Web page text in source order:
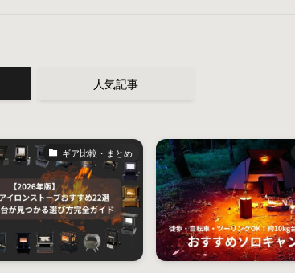
人気記事
ギア比較・まとめ